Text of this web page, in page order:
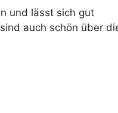
und lässt sich gut
auch schön über